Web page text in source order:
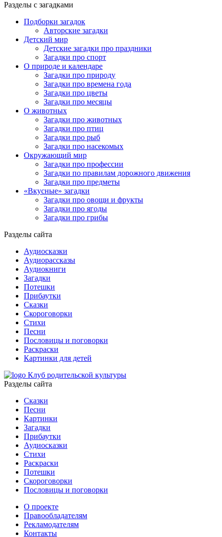
Разделы с загадками
Подборки загадок
Авторские загадки
Детский мир
Детские загадки про праздники
Загадки про спорт
О природе и календаре
Загадки про природу
Загадки про времена года
Загадки про цветы
Загадки про месяцы
О животных
Загадки про животных
Загадки про птиц
Загадки про рыб
Загадки про насекомых
Окружающий мир
Загадки про профессии
Загадки по правилам дорожного движения
Загадки про предметы
«Вкусные» загадки
Загадки про овощи и фрукты
Загадки про ягоды
Загадки про грибы
Разделы сайта
Аудиосказки
Аудиорассказы
Аудиокниги
Загадки
Потешки
Прибаутки
Сказки
Скороговорки
Стихи
Песни
Пословицы и поговорки
Раскраски
Картинки для детей
Клуб родительской культуры
Разделы сайта
Сказки
Песни
Картинки
Загадки
Прибаутки
Аудиосказки
Стихи
Раскраски
Потешки
Скороговорки
Пословицы и поговорки
О проекте
Правообладателям
Рекламодателям
Контакты